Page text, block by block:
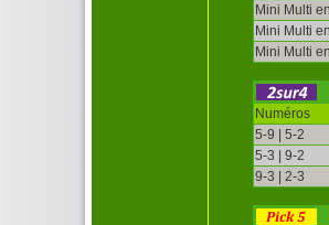
Mini Multi
Mini Multi
Mini Multi
Numéros
5-9 | 5-2
5-3 | 9-2
9-3 | 2-3